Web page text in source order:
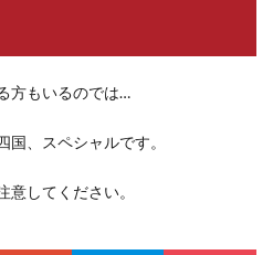
方もいるのでは…
、スペシャルです。
してください。